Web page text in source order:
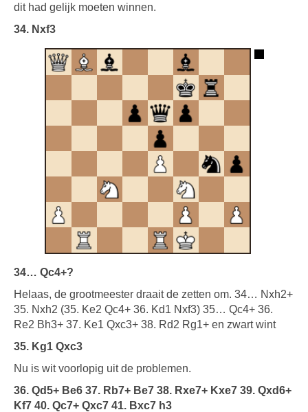
dit had gelijk moeten winnen.
34. Nxf3
34… Qc4+?
Helaas, de grootmeester draait de zetten om. 34… Nxh2+
35. Nxh2 (35. Ke2 Qc4+ 36. Kd1 Nxf3) 35… Qc4+ 36.
Re2 Bh3+ 37. Ke1 Qxc3+ 38. Rd2 Rg1+ en zwart wint
35. Kg1 Qxc3
Nu is wit voorlopig uit de problemen.
36. Qd5+ Be6 37. Rb7+ Be7 38. Rxe7+ Kxe7 39. Qxd6+
Kf7 40. Qc7+ Qxc7 41. Bxc7 h3